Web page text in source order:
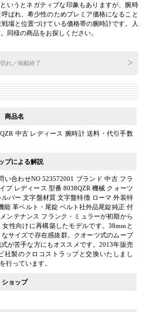
いうとネガティブな印象もありますが、腕時
ばれ、希少性のためプレミア価格になること
場と位置づけている価格帯の腕時計です。人
同様の商品をお探しください。
れ／掲載終了
商品名
中古 レディース 腕時計 送料・代引手数
プによる解説
い合わせNO 523572001 ブランド 中古 フラ
プ レディース 型番 8038QZR 機械 クォーツ
バー 文字盤材質 文字盤特徴 ローマ 外装特
能 革ベルト・尾錠 ベルト社外品尾錠純正 付
ンテナンス フランク・ミュラーが初期から
性向けに再構築したモデルです。38mmと
サイズで存在感抜群。クオーツ式のムーブ
が苦手な方にもオススメです。2013年販売
社製のクロコストラップと交換いたしまし
行っています。
ショップ